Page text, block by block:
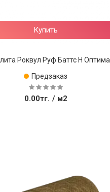
Купить
Роквул Руф Баттс Н Оптима
Предзаказ
0.00тг. / м2